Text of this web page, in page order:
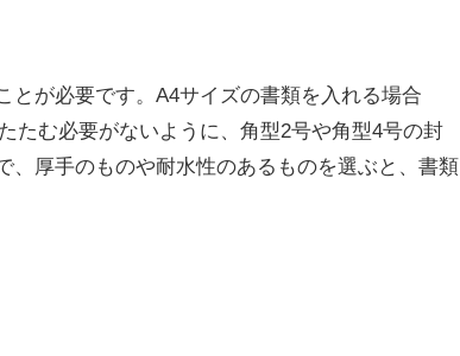
とが必要です。A4サイズの書類を入れる場合
たむ必要がないように、角型2号や角型4号の封
厚手のものや耐水性のあるものを選ぶと、書類